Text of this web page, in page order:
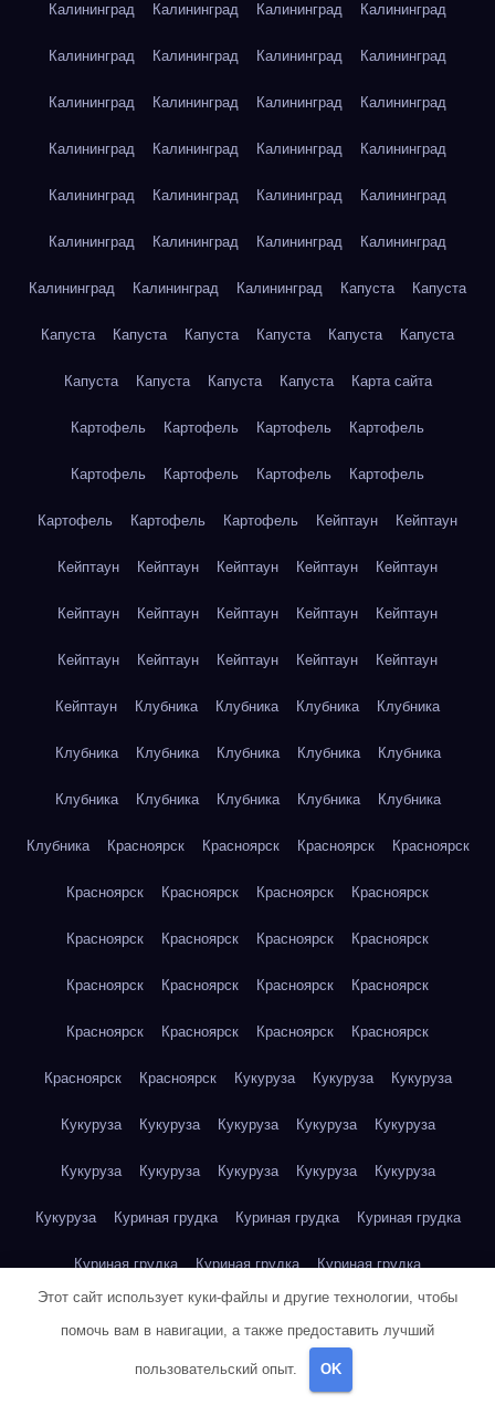
Калининград Калининград Калининград Калининград
Калининград Калининград Калининград Калининград
Калининград Калининград Калининград Калининград
Калининград Калининград Калининград Калининград
Калининград Калининград Калининград Калининград
Калининград Калининград Калининград Калининград
Калининград Калининград Калининград Капуста Капуста
Капуста Капуста Капуста Капуста Капуста Капуста
Капуста Капуста Капуста Капуста Карта сайта
Картофель Картофель Картофель Картофель
Картофель Картофель Картофель Картофель
Картофель Картофель Картофель Кейптаун Кейптаун
Кейптаун Кейптаун Кейптаун Кейптаун Кейптаун
Кейптаун Кейптаун Кейптаун Кейптаун Кейптаун
Кейптаун Кейптаун Кейптаун Кейптаун Кейптаун
Кейптаун Клубника Клубника Клубника Клубника
Клубника Клубника Клубника Клубника Клубника
Клубника Клубника Клубника Клубника Клубника
Клубника Красноярск Красноярск Красноярск Красноярск
Красноярск Красноярск Красноярск Красноярск
Красноярск Красноярск Красноярск Красноярск
Красноярск Красноярск Красноярск Красноярск
Красноярск Красноярск Красноярск Красноярск
Красноярск Красноярск Кукуруза Кукуруза Кукуруза
Кукуруза Кукуруза Кукуруза Кукуруза Кукуруза
Кукуруза Кукуруза Кукуруза Кукуруза Кукуруза
Кукуруза Куриная грудка Куриная грудка Куриная грудка
Куриная грудка Куриная грудка Куриная грудка
Куриная грудка Куриная грудка
Этот сайт использует куки-файлы и другие технологии, чтобы
помочь вам в навигации, а также предоставить лучший
пользовательский опыт. OK